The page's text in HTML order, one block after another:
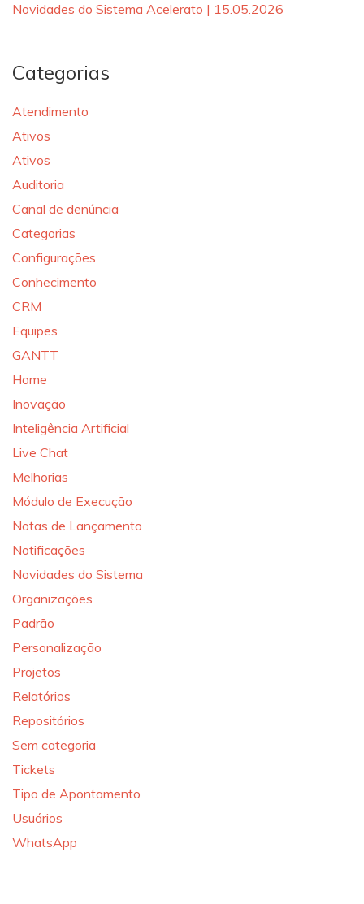
Novidades do Sistema Acelerato | 15.05.2026
Categorias
Atendimento
Ativos
Ativos
Auditoria
Canal de denúncia
Categorias
Configurações
Conhecimento
CRM
Equipes
GANTT
Home
Inovação
Inteligência Artificial
Live Chat
Melhorias
Módulo de Execução
Notas de Lançamento
Notificações
Novidades do Sistema
Organizações
Padrão
Personalização
Projetos
Relatórios
Repositórios
Sem categoria
Tickets
Tipo de Apontamento
Usuários
WhatsApp